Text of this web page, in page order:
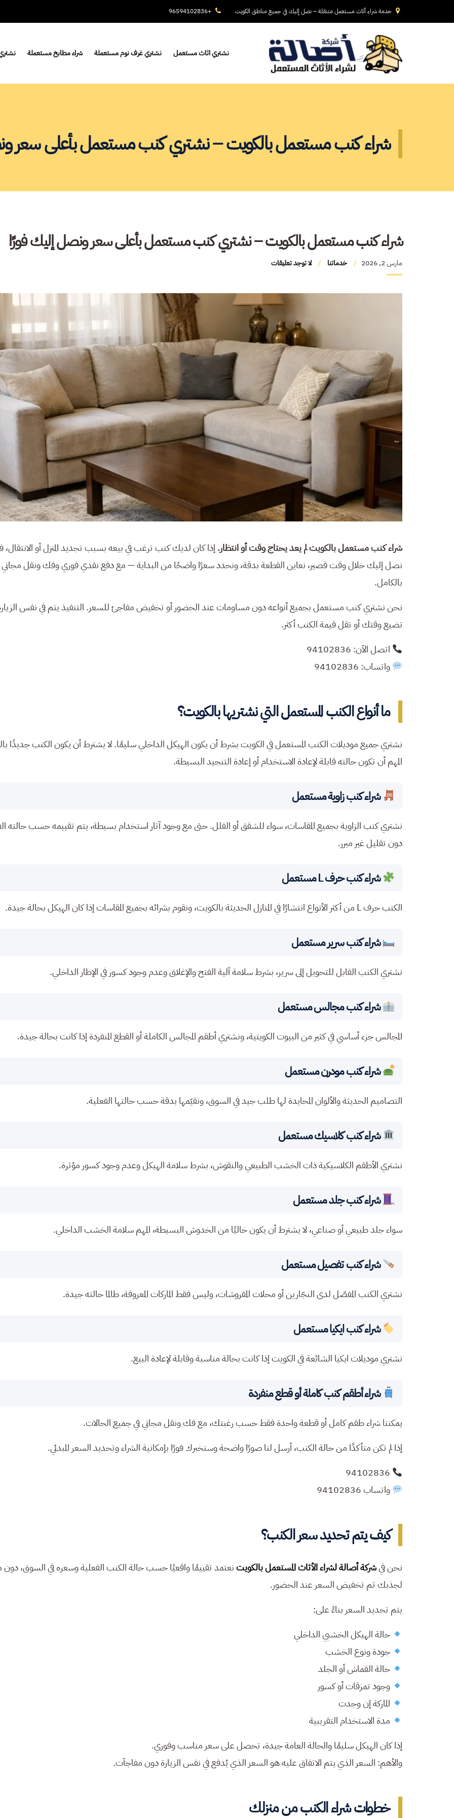
خدمة شراء أثاث مستعمل متنقلة – نصل إليك في جميع مناطق الكويت +96594102836
نشتري اثاث مستعمل نشتري غرف نوم مستعملة شراء مطابخ مستعملة
شراء كنب مستعمل بالكويت – نشتري كنب مستعمل بأعلى سعر
شراء كنب مستعمل بالكويت – نشتري كنب مستعمل بأعلى سعر ونصل إليك فورًا
مارس 2, 2026 خدماتنا لا توجد تعليقات
شراء كنب مستعمل بالكويت لم يعد يحتاج وقت أو انتظار. إذا كان لديك كنب ترغب في بيعه بسبب تجديد المنزل أو
نصل إليك خلال وقت قصير، نعاين القطعة بدقة، ونحدد سعرًا واضحًا من البداية — مع دفع نقدي فوري وفك ونقل مجاني
بالكامل.
نحن نشتري كنب مستعمل بجميع أنواعه دون مساومات عند الحضور أو تخفيض مفاجئ للسعر. التنفيذ يتم في نفس
تضيع وقتك أو تقل قيمة الكنب أكثر.
اتصل الآن: 94102836
واتساب: 94102836
ما أنواع الكنب المستعمل التي نشتريها بالكويت؟
نشتري جميع موديلات الكنب المستعمل في الكويت بشرط أن يكون الهيكل الداخلي سليمًا. لا يشترط أن يكون الكنب جديدًا
المهم أن تكون حالته قابلة لإعادة الاستخدام أو إعادة التنجيد البسيطة.
شراء كنب زاوية مستعمل
نشتري كنب الزاوية بجميع المقاسات، سواء للشقق أو الفلل. حتى مع وجود آثار استخدام بسيطة، يتم تقييمه حسب حالته
دون تقليل غير مبرر.
شراء كنب حرف L مستعمل
الكنب حرف L من أكثر الأنواع انتشارًا في المنازل الحديثة بالكويت، ونقوم بشرائه بجميع المقاسات إذا كان الهيكل بحالة جيدة.
شراء كنب سرير مستعمل
نشتري الكنب القابل للتحويل إلى سرير، بشرط سلامة آلية الفتح والإغلاق وعدم وجود كسور في الإطار الداخلي.
شراء كنب مجالس مستعمل
المجالس جزء أساسي في كثير من البيوت الكويتية، ونشتري أطقم المجالس الكاملة أو القطع المنفردة إذا كانت بحالة جيدة.
شراء كنب مودرن مستعمل
التصاميم الحديثة والألوان المحايدة لها طلب جيد في السوق، ونقيّمها بدقة حسب حالتها الفعلية.
شراء كنب كلاسيك مستعمل
نشتري الأطقم الكلاسيكية ذات الخشب الطبيعي والنقوش، بشرط سلامة الهيكل وعدم وجود كسور مؤثرة.
شراء كنب جلد مستعمل
سواء جلد طبيعي أو صناعي، لا يشترط أن يكون خاليًا من الخدوش البسيطة، المهم سلامة الخشب الداخلي.
شراء كنب تفصيل مستعمل
نشتري الكنب المفصّل لدى النجّارين أو محلات المفروشات، وليس فقط الماركات المعروفة، طالما حالته جيدة.
شراء كنب ايكيا مستعمل
نشتري موديلات ايكيا الشائعة في الكويت إذا كانت بحالة مناسبة وقابلة لإعادة البيع.
شراء أطقم كنب كاملة أو قطع منفردة
يمكننا شراء طقم كامل أو قطعة واحدة فقط حسب رغبتك، مع فك ونقل مجاني في جميع الحالات.
إذا لم تكن متأكدًا من حالة الكنب، أرسل لنا صورًا واضحة وسنخبرك فورًا بإمكانية الشراء وتحديد السعر المبدئي.
واتساب 94102836
كيف يتم تحديد سعر الكنب؟
نحن فيشركة أصالة لشراء الأثاث المستعمل بالكويتنعتمد تقييمًا واقعيًا حسب حالة الكنب الفعلية وسعره في السوق، دون
لجذبك ثم تخفيض السعر عند الحضور.
يتم تحديد السعر بناءً على:
حالة الهيكل الخشبي الداخلي
جودة ونوع الخشب
حالة القماش أو الجلد
وجود تمزقات أو كسور
الماركة إن وجدت
مدة الاستخدام التقريبية
إذا كان الهيكل سليمًا والحالة العامة جيدة، تحصل على سعر مناسب وفوري.
والأهم: السعر الذي يتم الاتفاق عليه هو السعر الذي يُدفع في نفس الزيارة دون مفاجآت.
خطوات شراء الكنب من منزلك